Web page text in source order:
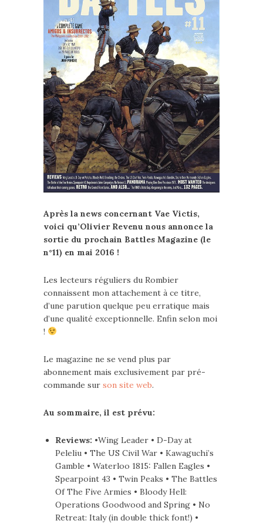
Après la news concernant Vae Victis,
voici qu’Olivier Revenu nous annonce la
sortie du prochain Battles Magazine (le
n°11) en mai 2016 !
Les lecteurs réguliers du Rombier
connaissent mon attachement à ce titre,
d’une parution quelque peu erratique mais
d’une qualité exceptionnelle. Enfin selon moi
!
Le magazine ne se vend plus par
abonnement mais exclusivement par pré-
commande sur son site web.
Au sommaire, il est prévu:
Reviews: •Wing Leader • D-Day at
Peleliu • The US Civil War • Kawaguchi’s
Gamble • Waterloo 1815: Fallen Eagles •
Spearpoint 43 • Twin Peaks • The Battles
Of The Five Armies • Bloody Hell:
Operations Goodwood and Spring • No
Retreat: Italy (in double thick font!) •